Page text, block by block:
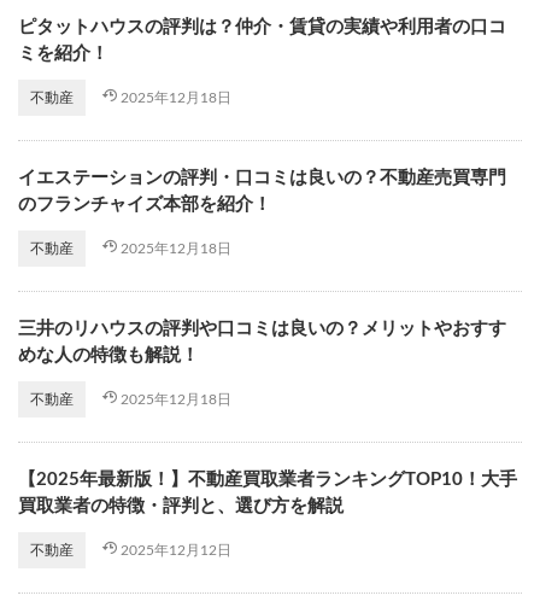
ピタットハウスの評判は？仲介・賃貸の実績や利用者の口コ
ミを紹介！
不動産 2025年12月18日
イエステーションの評判・口コミは良いの？不動産売買専門
のフランチャイズ本部を紹介！
不動産 2025年12月18日
三井のリハウスの評判や口コミは良いの？メリットやおすす
めな人の特徴も解説！
不動産 2025年12月18日
【2025年最新版！】不動産買取業者ランキングTOP10！大手
買取業者の特徴・評判と、選び方を解説
不動産 2025年12月12日